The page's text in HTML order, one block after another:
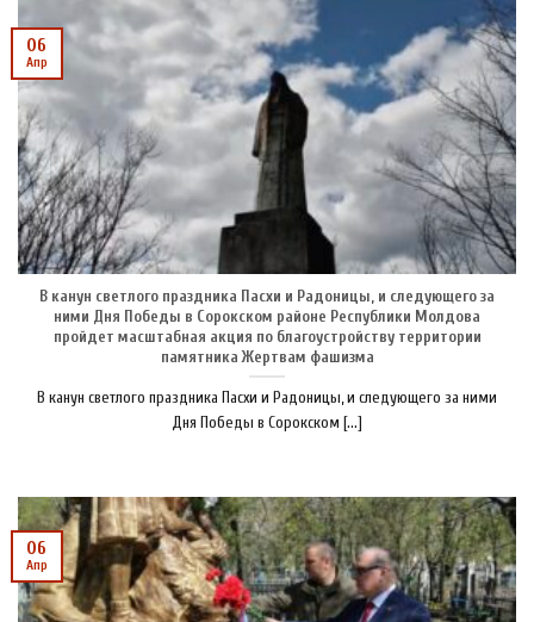
В канун светлого праздника Пасхи и Радоницы, и следующего за
ними Дня Победы в Сорокском районе Республики Молдова
пройдет масштабная акция по благоустройству территории
памятника Жертвам фашизма
В канун светлого праздника Пасхи и Радоницы, и следующего за ними
Дня Победы в Сорокском [...]
06
Апр
06
Апр